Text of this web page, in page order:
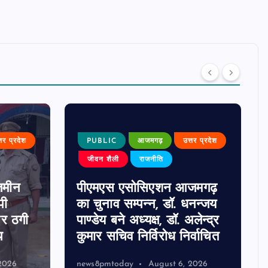
प्रदेश
ठगी
PUBLIC आजमगढ़ उत्तर प्रदेश
जीवन शैली राजनीति
पीएमएस एसोसिएशन आजमगढ़
का चुनाव सम्पन्न, डॉ. धनन्जय
पाण्डेय बने अध्यक्ष, डॉ. अलेन्द्र
कुमार सचिव निर्विरोध निर्वाचित
news8pmtoday August 6, 2026